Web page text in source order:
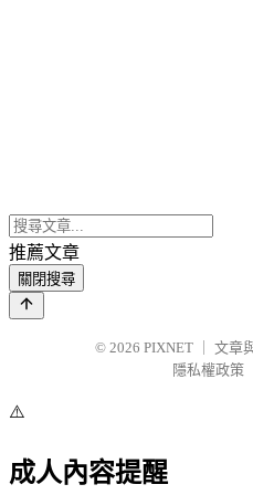
推薦文章
關閉搜尋
© 2026 PIXNET
文章
隱私權政策
⚠️
成人內容提醒